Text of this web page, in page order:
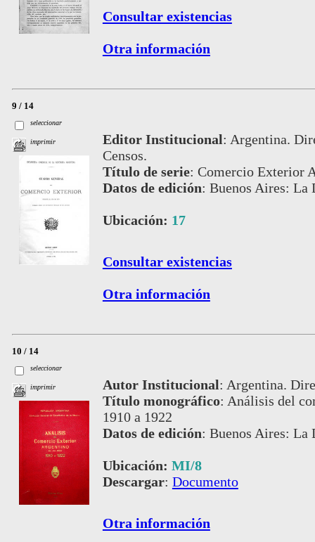
Consultar existencias
Otra información
9 / 14
seleccionar
imprimir Editor Institucional: Argentina.
Censos.
Título de serie: Comercio Exterior
Datos de edición: Buenos Aires: La
Ubicación: 17
Consultar existencias
Otra información
10 / 14
seleccionar
imprimir Autor Institucional: Argentina.
Título monográfico: Análisis del
1910 a 1922
Datos de edición: Buenos Aires: La
Ubicación: MI/8
Descargar: Documento
Otra información